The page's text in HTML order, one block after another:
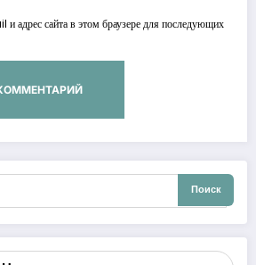
адрес сайта в этом браузере для последующих